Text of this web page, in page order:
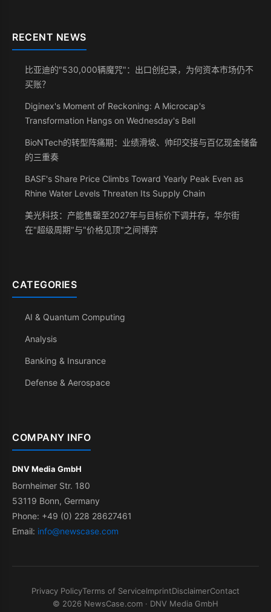
RECENT NEWS
比亚迪的"530,000辆魔咒"：出口创纪录，为何资本市场仍不
买账？
Diginex's Moment of Reckoning: A Microcap's
Transformation Hangs on Wednesday's Bell
BioNTech的转型阵痛期：业绩滑坡、帅印交接与百亿现金储备
的三重奏
BASF's Share Price Climbs Toward Yearly Peak Even as
Rhine Water Levels Threaten Its Supply Chain
美光科技：产能售罄至2027年与目标价下调并存，华尔街
在"超级周期"与"价格见顶"之间博弈
CATEGORIES
AI & Quantum Computing
Analysis
Banking & Insurance
Defense & Aerospace
COMPANY INFO
DNV Media GmbH
Bornheimer Str. 180
53119 Bonn, Germany
Phone: +49 (0) 228 28627461
Email: info@newscase.com
Privacy PolicyTerms of ServiceImprintDisclaimerContact
© 2026 NewsCase.com · DNV Media GmbH